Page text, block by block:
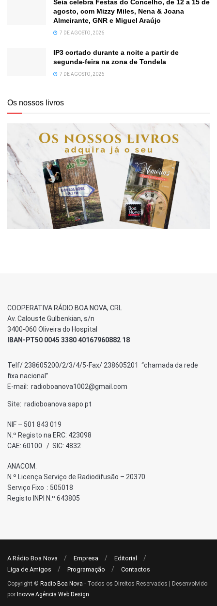
Seia celebra Festas do Concelho, de 12 a 15 de
agosto, com Mizzy Miles, Nena & Joana
Almeirante, GNR e Miguel Araújo
7 DE AGOSTO, 2026
IP3 cortado durante a noite a partir de
segunda-feira na zona de Tondela
7 DE AGOSTO, 2026
Os nossos livros
COOPERATIVA RÁDIO BOA NOVA, CRL
Av. Calouste Gulbenkian, s/n
3400-060 Oliveira do Hospital
IBAN-PT50 0045 3380 40167960882 18
Telf/ 238605200/2/3/4/5-Fax/ 238605201 “chamada da rede
fixa nacional”
E-mail: radioboanova1002@gmail.com
Site: radioboanova.sapo.pt
NIF – 501 843 019
N.º Registo na ERC: 423098
CAE: 60100 / SIC: 4832
ANACOM:
N.º Licença Serviço de Radiodifusão – 20370
Serviço Fixo : 505018
Registo INPI N.º 643805
A Rádio Boa Nova Empresa
Editorial
Liga de Amigos
Programação Contactos
Copyright © Radio Boa Nova - Todos os Direitos Reservados | Desenvolvido
por Inovve Agência Web Design